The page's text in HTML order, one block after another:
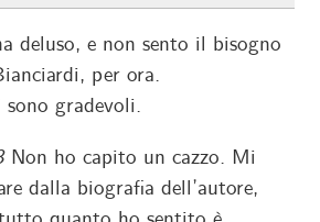
deluso, e non sento il bisogno
per ora.
gradevoli.
Non ho capito un cazzo. Mi
dalla biografia dell’autore,